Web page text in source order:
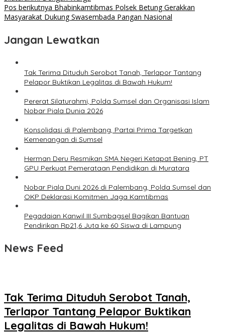
Pos berikutnya Bhabinkamtibmas Polsek Betung Gerakkan
Masyarakat Dukung Swasembada Pangan Nasional
Jangan Lewatkan
Tak Terima Dituduh Serobot Tanah, Terlapor Tantang
Pelapor Buktikan Legalitas di Bawah Hukum!
Pererat Silaturahmi, Polda Sumsel dan Organisasi Islam
Nobar Piala Dunia 2026
Konsolidasi di Palembang, Partai Prima Targetkan
Kemenangan di Sumsel
Herman Deru Resmikan SMA Negeri Ketapat Bening, PT
GPU Perkuat Pemerataan Pendidikan di Muratara
Nobar Piala Duni 2026 di Palembang, Polda Sumsel dan
OKP Deklarasi Komitmen Jaga Kamtibmas
Pegadaian Kanwil III Sumbagsel Bagikan Bantuan
Pendirikan Rp21,6 Juta ke 60 Siswa di Lampung
News Feed
Tak Terima Dituduh Serobot Tanah,
Terlapor Tantang Pelapor Buktikan
Legalitas di Bawah Hukum!